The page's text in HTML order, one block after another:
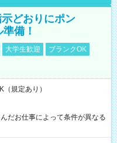
どおりにポン
備！
大学生歓迎
ブランクOK
規定あり）
だお仕事によって条件が異なる